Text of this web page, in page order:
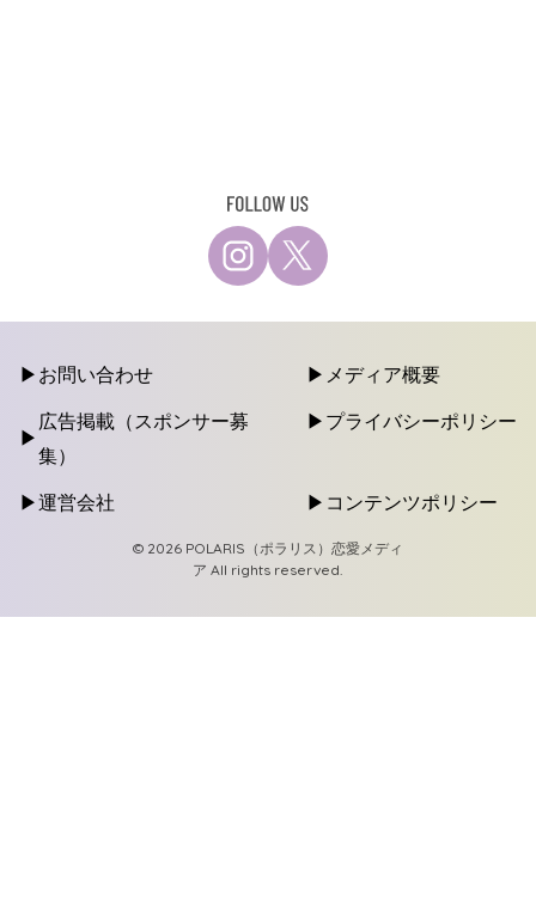
お問い合わせ メディア概要
広告掲載（スポンサー募
集）
プライバシーポリシー
運営会社 コンテンツポリシー
© 2026 POLARIS（ポラリス）恋愛メディ
ア All rights reserved.